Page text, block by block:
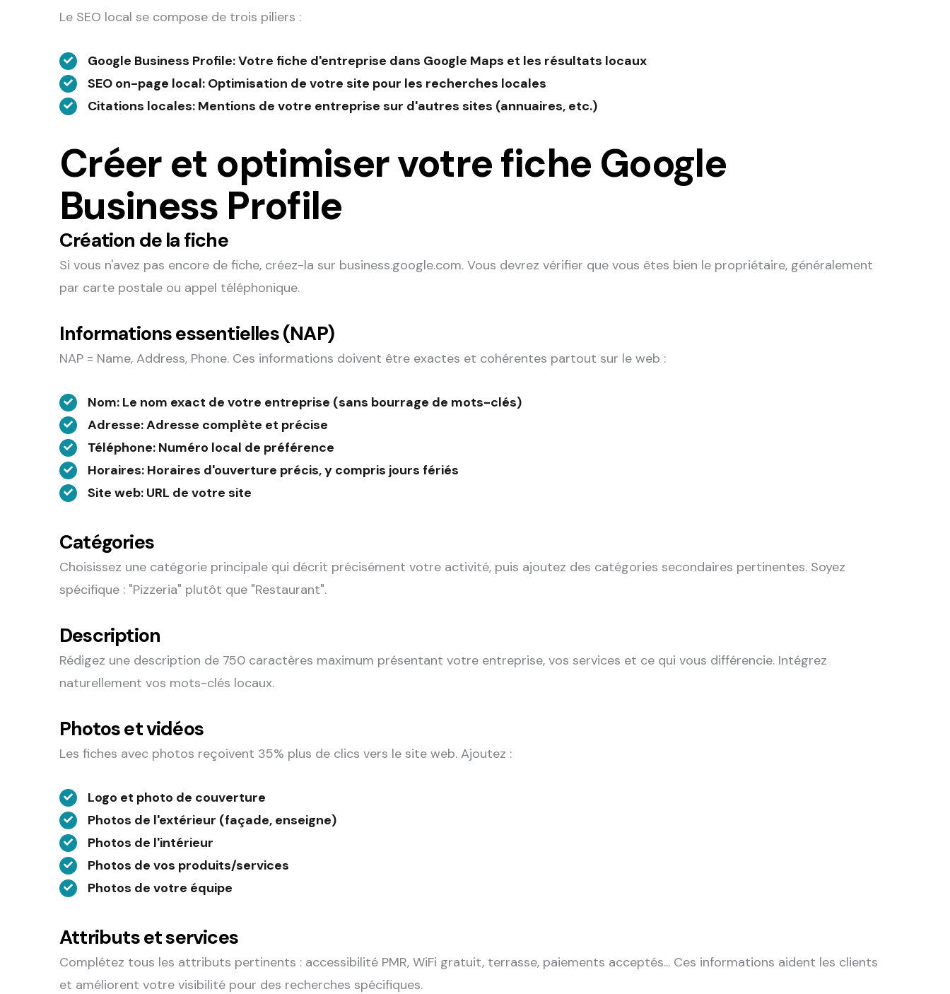
Le SEO local se compose de trois piliers :
Google Business Profile: Votre fiche d'entreprise dans Google Maps et les résultats locaux
SEO on-page local: Optimisation de votre site pour les recherches locales
Citations locales: Mentions de votre entreprise sur d'autres sites (annuaires, etc.)
Créer et optimiser votre fiche Google
Business Profile
Création de la fiche
Si vous n'avez pas encore de fiche, créez-la sur business.google.com. Vous devrez vérifier que vous êtes bien le propriétaire, généralement
par carte postale ou appel téléphonique.
Informations essentielles (NAP)
NAP = Name, Address, Phone. Ces informations doivent être exactes et cohérentes partout sur le web :
Nom: Le nom exact de votre entreprise (sans bourrage de mots-clés)
Adresse: Adresse complète et précise
Téléphone: Numéro local de préférence
Horaires: Horaires d'ouverture précis, y compris jours fériés
Site web: URL de votre site
Catégories
Choisissez une catégorie principale qui décrit précisément votre activité, puis ajoutez des catégories secondaires pertinentes. Soyez
spécifique : "Pizzeria" plutôt que "Restaurant".
Description
Rédigez une description de 750 caractères maximum présentant votre entreprise, vos services et ce qui vous différencie. Intégrez
naturellement vos mots-clés locaux.
Photos et vidéos
Les fiches avec photos reçoivent 35% plus de clics vers le site web. Ajoutez :
Logo et photo de couverture
Photos de l'extérieur (façade, enseigne)
Photos de l'intérieur
Photos de vos produits/services
Photos de votre équipe
Attributs et services
Complétez tous les attributs pertinents : accessibilité PMR, WiFi gratuit, terrasse, paiements acceptés... Ces informations aident les clients
et améliorent votre visibilité pour des recherches spécifiques.